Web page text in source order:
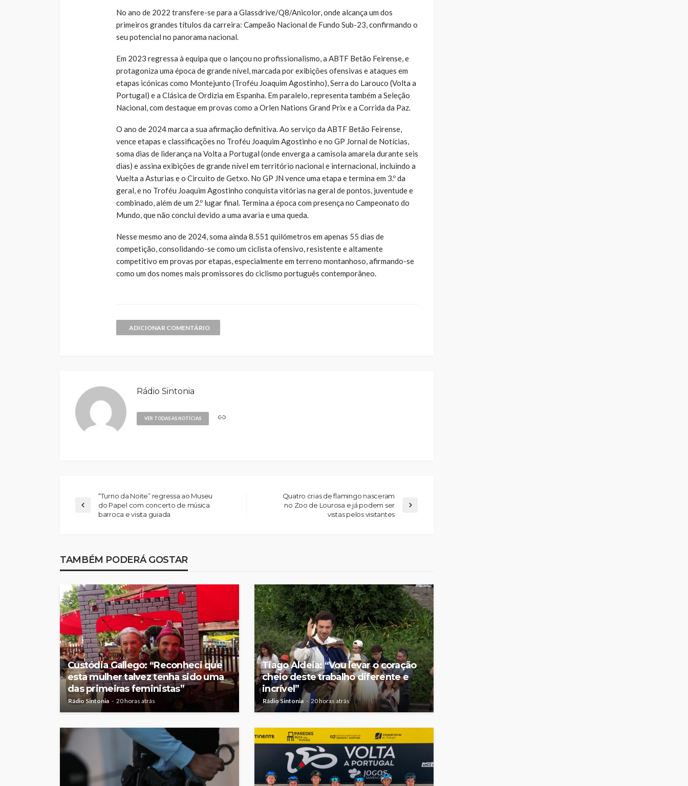
No ano de 2022 transfere-se para a Glassdrive/Q8/Anicolor, onde alcança um dos
primeiros grandes títulos da carreira: Campeão Nacional de Fundo Sub-23, confirmando o
seu potencial no panorama nacional.
Em 2023 regressa à equipa que o lançou no profissionalismo, a ABTF Betão Feirense, e
protagoniza uma época de grande nível, marcada por exibições ofensivas e ataques em
etapas icónicas como Montejunto (Troféu Joaquim Agostinho), Serra do Larouco (Volta a
Portugal) e a Clásica de Ordizia em Espanha. Em paralelo, representa também a Seleção
Nacional, com destaque em provas como a Orlen Nations Grand Prix e a Corrida da Paz.
O ano de 2024 marca a sua afirmação definitiva. Ao serviço da ABTF Betão Feirense,
vence etapas e classificações no Troféu Joaquim Agostinho e no GP Jornal de Notícias,
soma dias de liderança na Volta a Portugal (onde enverga a camisola amarela durante seis
dias) e assina exibições de grande nível em território nacional e internacional, incluindo a
Vuelta a Asturias e o Circuito de Getxo. No GP JN vence uma etapa e termina em 3.º da
geral, e no Troféu Joaquim Agostinho conquista vitórias na geral de pontos, juventude e
combinado, além de um 2.º lugar final. Termina a época com presença no Campeonato do
Mundo, que não conclui devido a uma avaria e uma queda.
Nesse mesmo ano de 2024, soma ainda 8.551 quilómetros em apenas 55 dias de
competição, consolidando-se como um ciclista ofensivo, resistente e altamente
competitivo em provas por etapas, especialmente em terreno montanhoso, afirmando-se
como um dos nomes mais promissores do ciclismo português contemporâneo.
ADICIONAR COMENTÁRIO
Rádio Sintonia
VER TODAS AS NOTÍCIAS
“Turno da Noite” regressa ao Museu
do Papel com concerto de música
barroca e visita guiada
Quatro crias de flamingo nasceram
no Zoo de Lourosa e já podem ser
vistas pelos visitantes
TAMBÉM PODERÁ GOSTAR
Custódia Gallego: “Reconheci que
esta mulher talvez tenha sido uma
das primeiras feministas”
Rádio Sintonia 20 horas atrás
Tiago Aldeia: “Vou levar o coração
cheio deste trabalho diferente e
incrível”
Rádio Sintonia 20 horas atrás